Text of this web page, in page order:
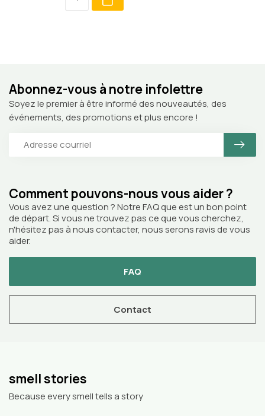
Comment pouvons-nous vous aider ?
Vous avez une question ? Notre FAQ que est un bon point
de départ. Si vous ne trouvez pas ce que vous cherchez,
n'hésitez pas à nous contacter, nous serons ravis de vous
aider.
FAQ
Contact
Abonnez-vous à notre infolettre
Soyez le premier à être informé des nouveautés, des
événements, des promotions et plus encore !
smell stories
Because every smell tells a story